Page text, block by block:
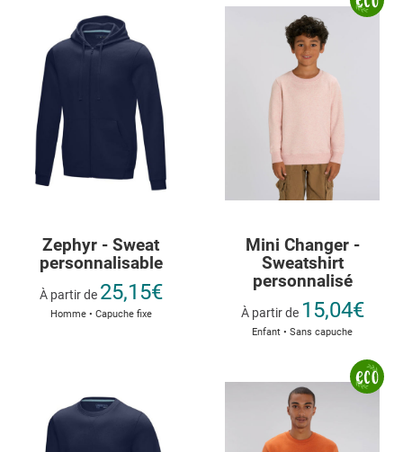
Zephyr - Sweat
personnalisable
À partir de 25,15€
Homme • Capuche fixe
Mini Changer -
Sweatshirt
personnalisé
À partir de 15,04€
Enfant • Sans capuche